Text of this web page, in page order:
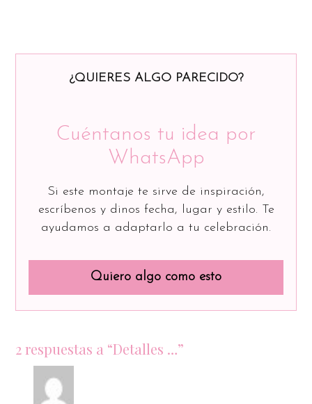
¿QUIERES ALGO PARECIDO?
Cuéntanos tu idea por
WhatsApp
Si este montaje te sirve de inspiración,
escríbenos y dinos fecha, lugar y estilo. Te
ayudamos a adaptarlo a tu celebración.
Quiero algo como esto
2 respuestas a “Detalles …”